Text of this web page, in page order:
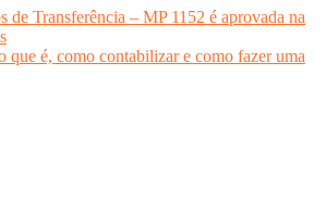
de Transferência – MP 1152 é aprovada na
que é, como contabilizar e como fazer uma